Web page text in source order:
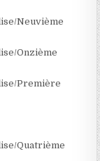
Neuvième
Onzième
Première
Quatrième